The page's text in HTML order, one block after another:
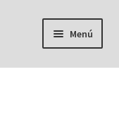
Menú